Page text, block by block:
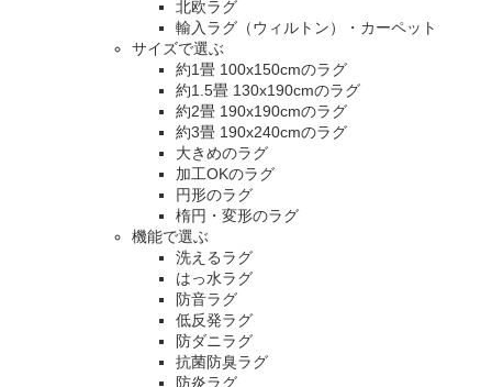
北欧ラグ
輸入ラグ（ウィルトン）・カーペット
サイズで選ぶ
約1畳 100x150cmのラグ
約1.5畳 130x190cmのラグ
約2畳 190x190cmのラグ
約3畳 190x240cmのラグ
大きめのラグ
加工OKのラグ
円形のラグ
楕円・変形のラグ
機能で選ぶ
洗えるラグ
はっ水ラグ
防音ラグ
低反発ラグ
防ダニラグ
抗菌防臭ラグ
防炎ラグ